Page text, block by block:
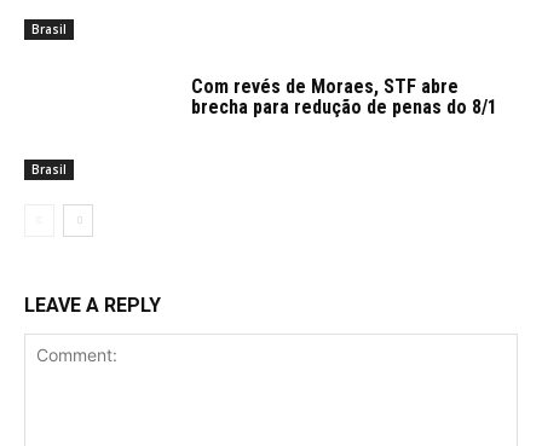
Brasil
Brasil
Com revés de Moraes, STF abre
brecha para redução de penas do 8/1
LEAVE A REPLY